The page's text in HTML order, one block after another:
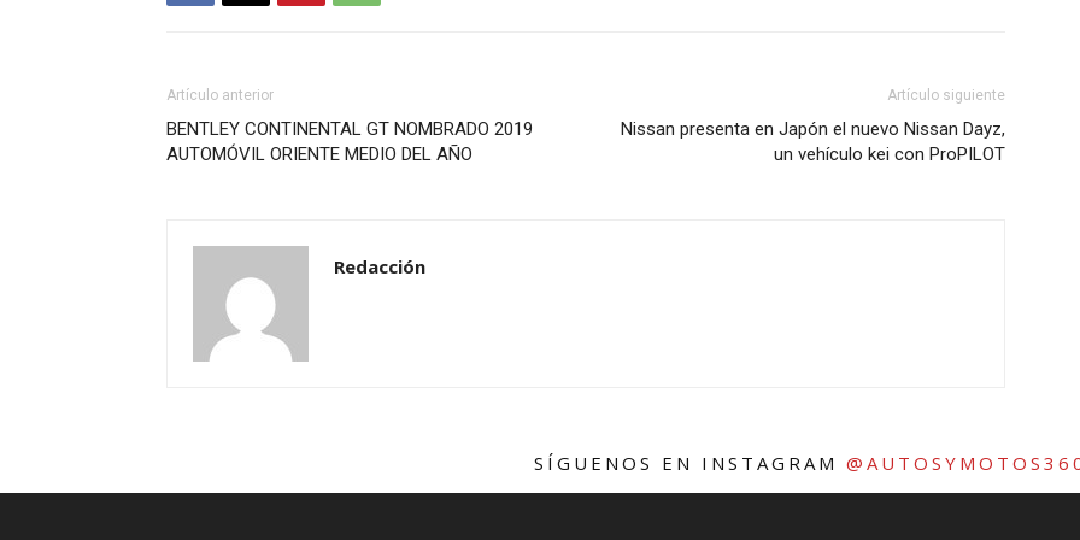
Artículo anterior
BENTLEY CONTINENTAL GT NOMBRADO 2019
AUTOMÓVIL ORIENTE MEDIO DEL AÑO
Artículo siguiente
Nissan presenta en Japón el nuevo Nissan Dayz,
un vehículo kei con ProPILOT
Redacción
SÍGUENOS EN INSTAGRAM